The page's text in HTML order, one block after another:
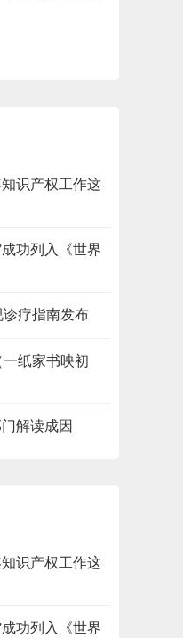
识产权工作这
功列入《世界
疗指南发布
纸家书映初
解读成因
识产权工作这
功列入《世界